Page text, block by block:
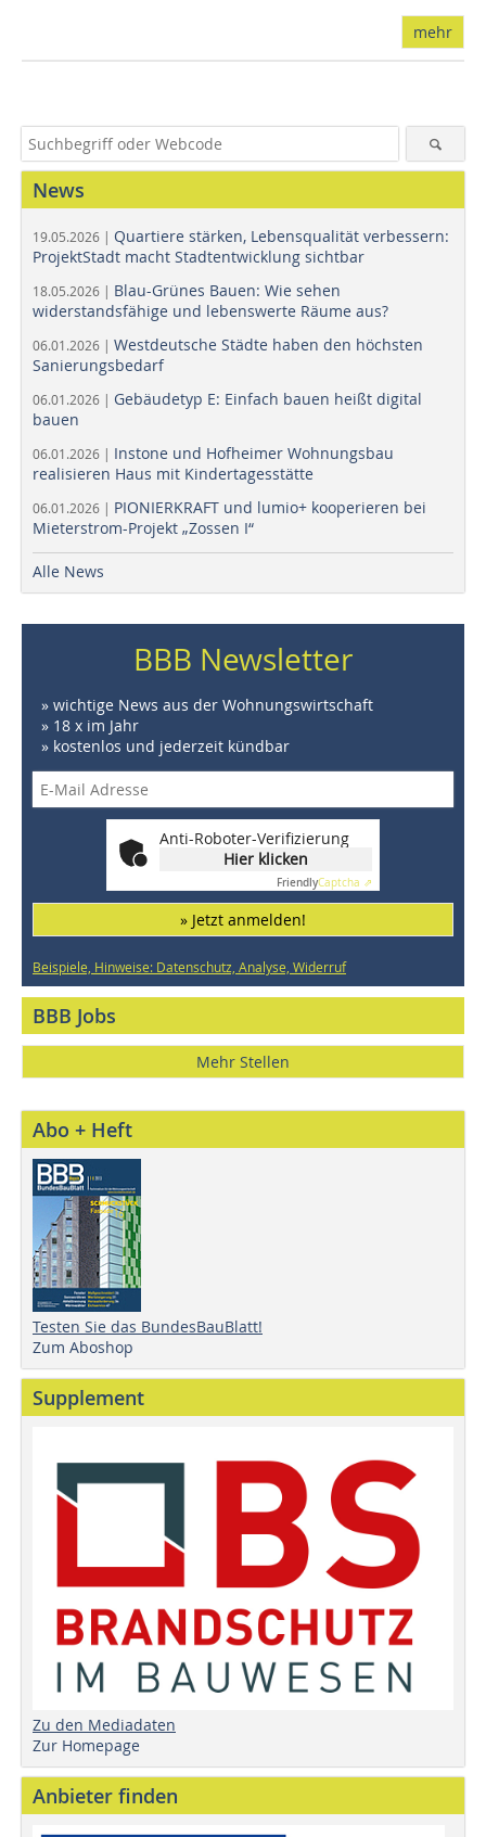
mehr
News
19.05.2026 | Quartiere stärken, Lebensqualität verbessern:
ProjektStadt macht Stadtentwicklung sichtbar
18.05.2026 | Blau-Grünes Bauen: Wie sehen
widerstandsfähige und lebenswerte Räume aus?
06.01.2026 | Westdeutsche Städte haben den höchsten
Sanierungsbedarf
06.01.2026 | Gebäudetyp E: Einfach bauen heißt digital
bauen
06.01.2026 | Instone und Hofheimer Wohnungsbau
realisieren Haus mit Kindertagesstätte
06.01.2026 | PIONIERKRAFT und lumio+ kooperieren bei
Mieterstrom-Projekt „Zossen I“
Alle News
BBB Newsletter
» wichtige News aus der Wohnungswirtschaft
» 18 x im Jahr
» kostenlos und jederzeit kündbar
Anti-Roboter-Verifizierung
Hier klicken
FriendlyCaptcha ⇗
» Jetzt anmelden!
Beispiele, Hinweise: Datenschutz, Analyse, Widerruf
BBB Jobs
Mehr Stellen
Abo + Heft
Testen Sie das BundesBauBlatt!
Zum Aboshop
Supplement
Zu den Mediadaten
Zur Homepage
Anbieter finden